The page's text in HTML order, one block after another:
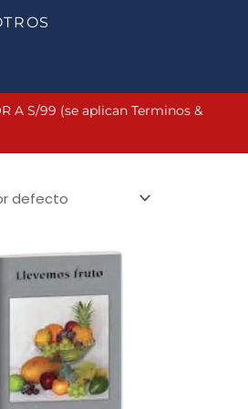
A S/99 (se aplican Terminos &